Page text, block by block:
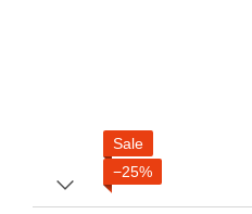
Sale
−25%